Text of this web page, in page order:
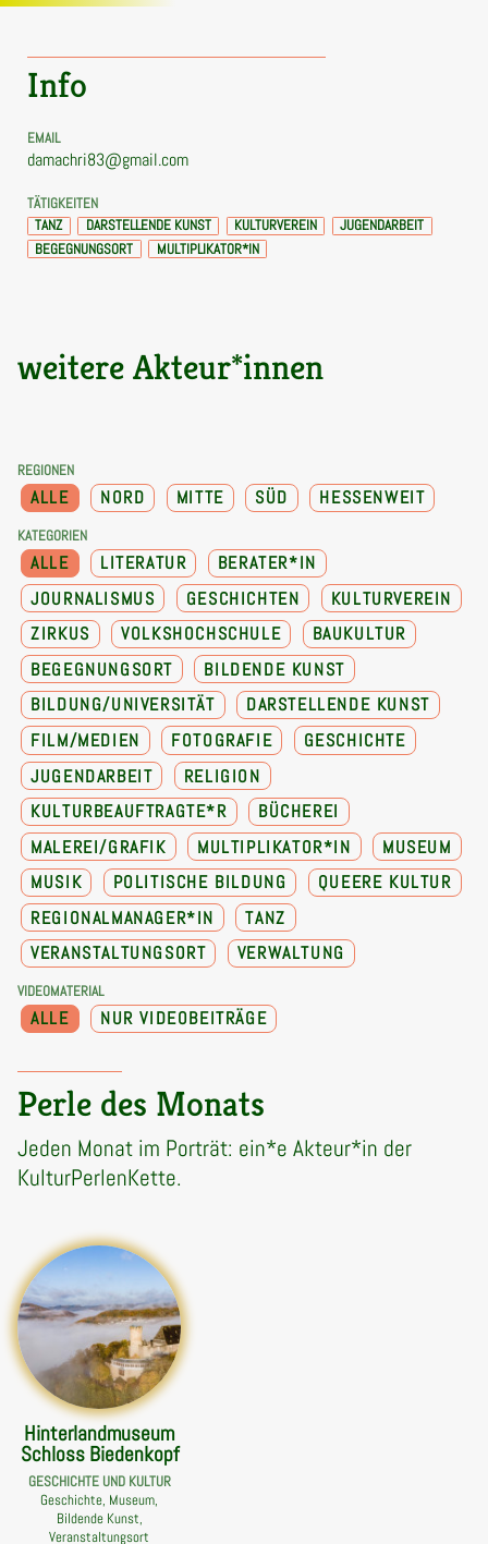
Info
EMAIL
damachri83@gmail.com
TÄTIGKEITEN
TANZ
DARSTELLENDE KUNST KULTURVEREIN
JUGENDARBEIT
BEGEGNUNGSORT
MULTIPLIKATOR*IN
weitere Akteur*innen
REGIONEN
ALLE NORD MITTE SÜD HESSENWEIT
KATEGORIEN
ALLE LITERATUR
BERATER*IN
JOURNALISMUS
GESCHICHTEN
KULTURVEREIN
ZIRKUS
VOLKSHOCHSCHULE
BAUKULTUR
BEGEGNUNGSORT
BILDENDE KUNST
BILDUNG/UNIVERSITÄT
DARSTELLENDE KUNST
FILM/MEDIEN
FOTOGRAFIE
GESCHICHTE
JUGENDARBEIT
RELIGION
KULTURBEAUFTRAGTE*R
BÜCHEREI
MALEREI/GRAFIK
MULTIPLIKATOR*IN
MUSEUM
MUSIK
POLITISCHE BILDUNG
QUEERE KULTUR
REGIONALMANAGER*IN
TANZ
VERANSTALTUNGSORT
VERWALTUNG
VIDEOMATERIAL
ALLE NUR VIDEOBEITRÄGE
Perle des Monats
Jeden Monat im Porträt: ein*e Akteur*in der
KulturPerlenKette.
Hinterlandmuseum
Schloss Biedenkopf
GESCHICHTE UND KULTUR
Geschichte, Museum,
Bildende Kunst,
Veranstaltungsort